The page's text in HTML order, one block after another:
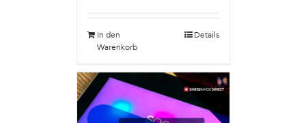
In den
Warenkorb
Details